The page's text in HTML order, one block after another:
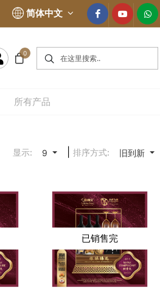
简体中文
0
所有产品
显示: 9 |排序方式: 旧到新
已销售完